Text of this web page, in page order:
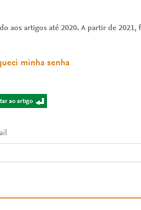
aos artigos até 2020. A partir de
minha senha
ao artigo